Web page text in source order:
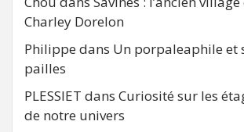
Charley Dorelon
Philippe dans Un porpaleaphile et
pailles
PLESSIET dans Curiosité sur les
de notre univers